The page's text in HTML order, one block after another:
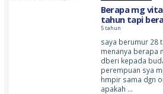
Berapa mg
tahun tapi
5 tahun
saya berumur 28
menanya berapa
dberi kepada
perempuan sya
hmpir sama dgn
apakah …